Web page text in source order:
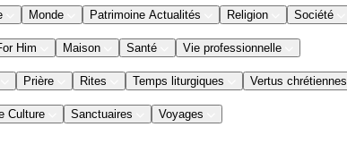
Monde Patrimoine Actualités Religion Société
Him Maison Santé Vie professionnelle
Prière Rites Temps liturgiques Vertus chrétiennes
Culture Sanctuaires Voyages